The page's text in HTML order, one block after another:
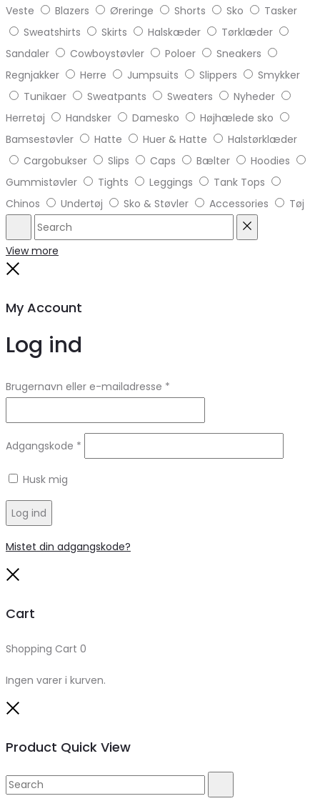
Veste
Blazers Øreringe Shorts Sko
Tasker
Sweatshirts
Skirts Halskæder
Tørklæder
Sandaler
Cowboystøvler Poloer
Sneakers
Regnjakker
Herre Jumpsuits Slippers
Smykker
Tunikaer
Sweatpants Sweaters
Nyheder
Herretøj
Handsker Damesko
Højhælede sko
Bamsestøvler
Hatte Huer & Hatte
Halstørklæder
Cargobukser
Slips Caps Bælter
Hoodies
Gummistøvler
Tights Leggings
Tank Tops
Chinos
Undertøj Sko & Støvler Accessories Tøj
Search
View more
My Account
Log ind
Brugernavn eller e-mailadresse *
Adgangskode *
Husk mig
Log ind
Mistet din adgangskode?
Cart
Shopping Cart 0
Ingen varer i kurven.
Product Quick View
Search